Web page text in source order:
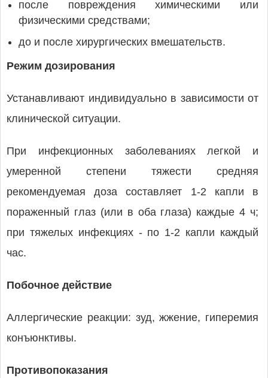
после повреждения химическими или
физическими средствами;
до и после хирургических вмешательств.
Режим дозирования
Устанавливают индивидуально в зависимости от
клинической ситуации.
При инфекционных заболеваниях легкой и
умеренной степени тяжести средняя
рекомендуемая доза составляет 1-2 капли в
пораженный глаз (или в оба глаза) каждые 4 ч;
при тяжелых инфекциях - по 1-2 капли каждый
час.
Побочное действие
Аллергические реакции: зуд, жжение, гиперемия
конъюнктивы.
Противопоказания